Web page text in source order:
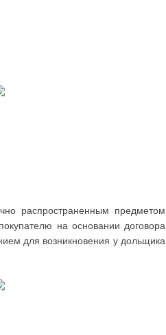
распространенным предметом
на основании договора
для возникновения у дольщика